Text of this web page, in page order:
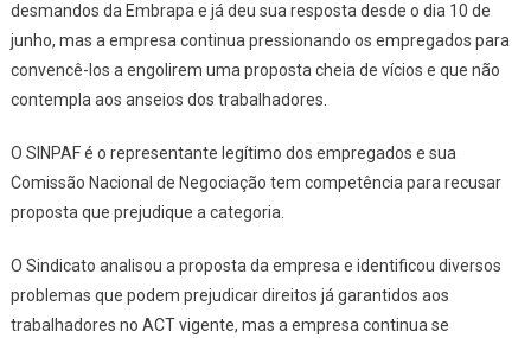
Negociação
Está
Irritada
Embrapa
desmandos da Embrapa e já deu sua resposta desde o dia 10 de
junho, mas a empresa continua pressionando os empregados para
convencê-los a engolirem uma proposta cheia de vícios e que não
contempla aos anseios dos trabalhadores.
O SINPAF é o representante legítimo dos empregados e sua
Comissão Nacional de Negociação tem competência para recusar
proposta que prejudique a categoria.
O Sindicato analisou a proposta da empresa e identificou diversos
problemas que podem prejudicar direitos já garantidos aos
trabalhadores no ACT vigente, mas a empresa continua se